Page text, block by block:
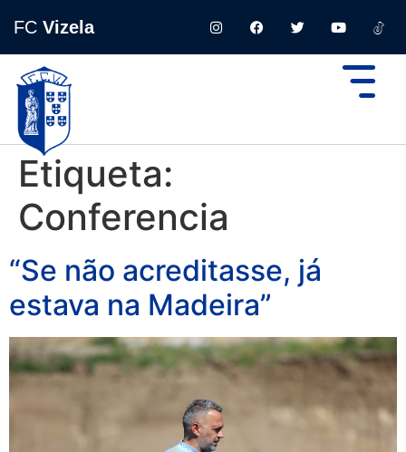
FC Vizela
Etiqueta:
Conferencia
“Se não acreditasse, já
estava na Madeira”